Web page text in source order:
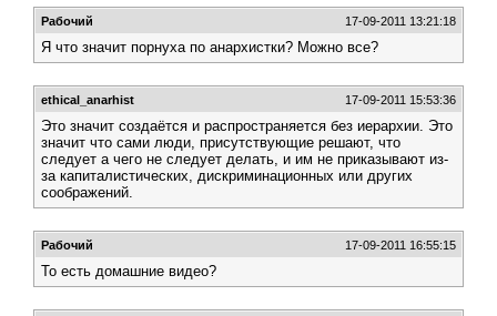
Рабочий 17-09-2011 13:21:18
Я что значит порнуха по анархистки? Можно все?
ethical_anarhist 17-09-2011 15:53:36
Это значит создаётся и распространяется без иерархии. Это
значит что сами люди, присутствующие решают, что
следует а чего не следует делать, и им не приказывают из-
за капиталистических, дискриминационных или других
соображений.
Рабочий 17-09-2011 16:55:15
То есть домашние видео?